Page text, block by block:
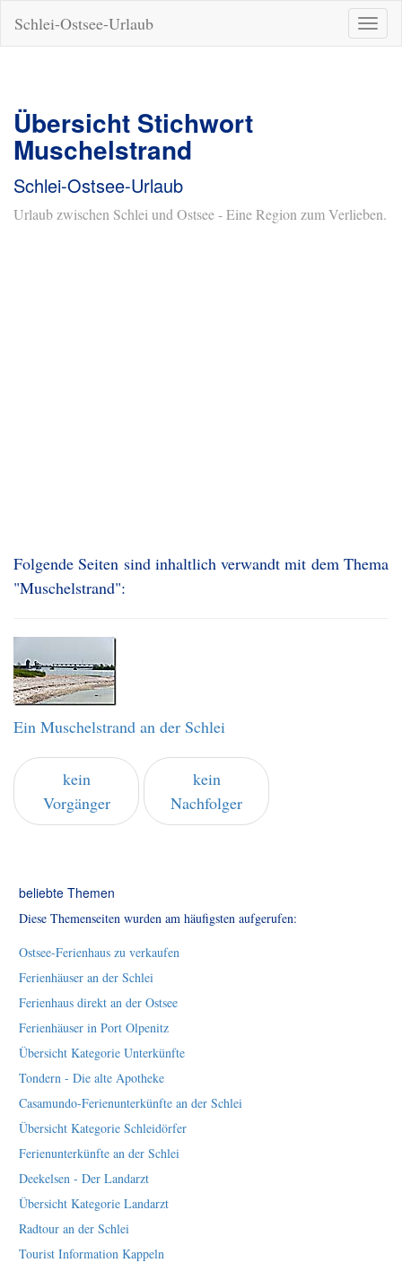
ein-/
Schlei-Ostsee-Urlaub
Übersicht Stichwort
Muschelstrand
Schlei-Ostsee-Urlaub
Urlaub zwischen Schlei und Ostsee - Eine Region zum Verlieben.
Folgende Seiten sind inhaltlich verwandt mit dem Thema
"Muschelstrand":
Ein Muschelstrand an der Schlei
kein
Vorgänger
kein
Nachfolger
beliebte Themen
Diese Themenseiten wurden am häufigsten aufgerufen:
Ostsee-Ferienhaus zu verkaufen
Ferienhäuser an der Schlei
Ferienhaus direkt an der Ostsee
Ferienhäuser in Port Olpenitz
Übersicht Kategorie Unterkünfte
Tondern - Die alte Apotheke
Casamundo-Ferienunterkünfte an der Schlei
Übersicht Kategorie Schleidörfer
Ferienunterkünfte an der Schlei
Deekelsen - Der Landarzt
Übersicht Kategorie Landarzt
Radtour an der Schlei
Tourist Information Kappeln